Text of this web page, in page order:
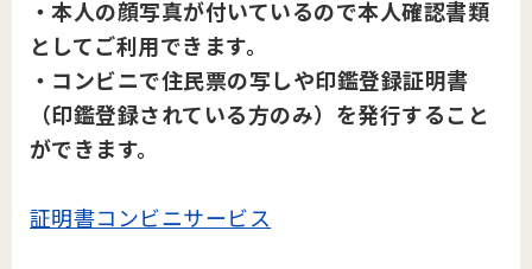
・本人の顔写真が付いているので本人確認書類
としてご利用できます。
・コンビニで住民票の写しや印鑑登録証明書
（印鑑登録されている方のみ）を発行すること
ができます。
証明書コンビニサービス